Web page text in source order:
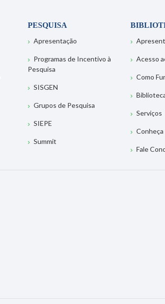
PESQUISA
Apresentação
Programas de Incentivo à
Pesquisa
SISGEN
Grupos de Pesquisa
SIEPE
Summit
Acesso
Como
Serviços
Fale